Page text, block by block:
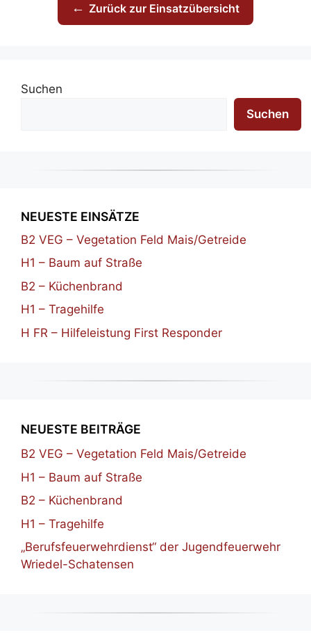
← Zurück zur Einsatzübersicht
Suchen
Suchen
NEUESTE EINSÄTZE
B2 VEG – Vegetation Feld Mais/Getreide
H1 – Baum auf Straße
B2 – Küchenbrand
H1 – Tragehilfe
H FR – Hilfeleistung First Responder
NEUESTE BEITRÄGE
B2 VEG – Vegetation Feld Mais/Getreide
H1 – Baum auf Straße
B2 – Küchenbrand
H1 – Tragehilfe
„Berufsfeuerwehrdienst“ der Jugendfeuerwehr
Wriedel-Schatensen